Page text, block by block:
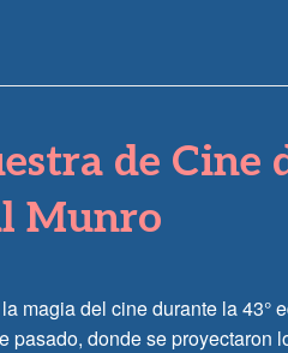
de Cine
Munro
magia del cine durante la 43°
pasado, donde se proyectaron